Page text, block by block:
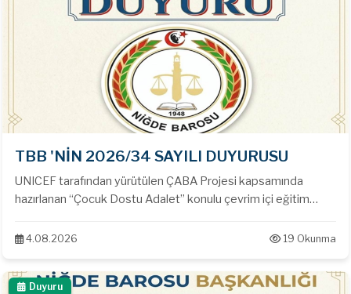
TBB 'NİN 2026/34 SAYILI DUYURUSU
UNICEF tarafından yürütülen ÇABA Projesi kapsamında
hazırlanan “Çocuk Dostu Adalet” konulu çevrim içi eğitim
4.08.2026 19 Okunma
Duyuru